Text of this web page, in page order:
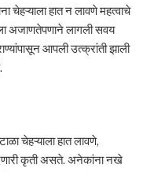
हात न लावणे महत्वाचे
अजाणतेपणाने लागली सवय
आपली उत्क्रांती झाली
चेहऱ्याला हात लावणे,
कृती असते. अनेकांना नखे